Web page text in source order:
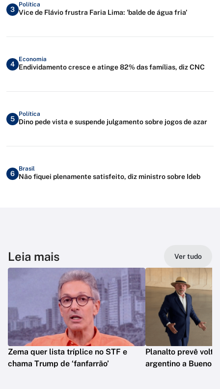
3
Política
Vice de Flávio frustra Faria Lima: 'balde de água fria'
4
Economia
Endividamento cresce e atinge 82% das famílias, diz CNC
5
Política
Dino pede vista e suspende julgamento sobre jogos de azar
6
Brasil
Não fiquei plenamente satisfeito, diz ministro sobre Ideb
Leia mais Ver tudo
Zema quer lista tríplice no STF e
chama Trump de ‘fanfarrão’
Planalto prevê
argentino a Buenos